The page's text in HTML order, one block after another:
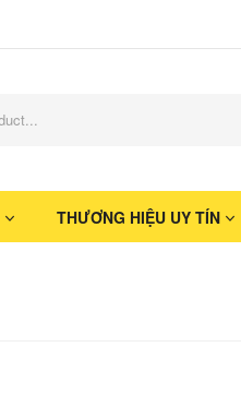
THƯƠNG HIỆU UY TÍN